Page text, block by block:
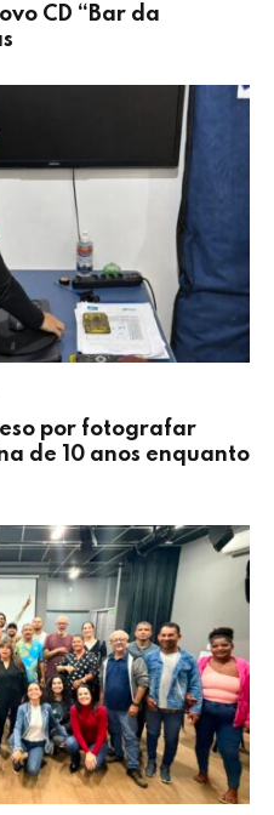
CD “Bar da
por fotografar
de 10 anos enquanto